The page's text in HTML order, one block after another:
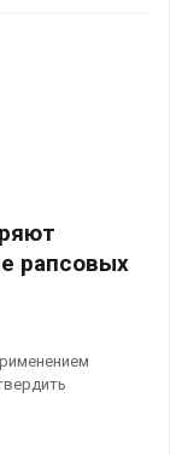
рапсовых